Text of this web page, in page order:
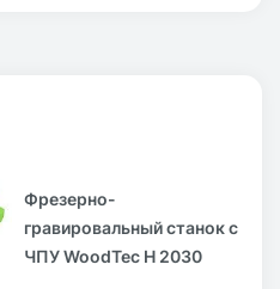
Фрезерно-
гравировальный станок с
ЧПУ WoodTec H 2030